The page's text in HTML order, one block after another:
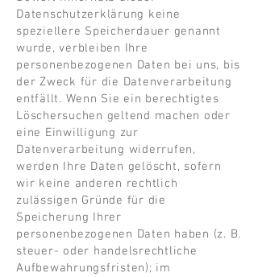
Datenschutzerklärung keine
speziellere Speicherdauer genannt
wurde, verbleiben Ihre
personenbezogenen Daten bei uns, bis
der Zweck für die Datenverarbeitung
entfällt. Wenn Sie ein berechtigtes
Löschersuchen geltend machen oder
eine Einwilligung zur
Datenverarbeitung widerrufen,
werden Ihre Daten gelöscht, sofern
wir keine anderen rechtlich
zulässigen Gründe für die
Speicherung Ihrer
personenbezogenen Daten haben (z. B.
steuer- oder handelsrechtliche
Aufbewahrungsfristen); im